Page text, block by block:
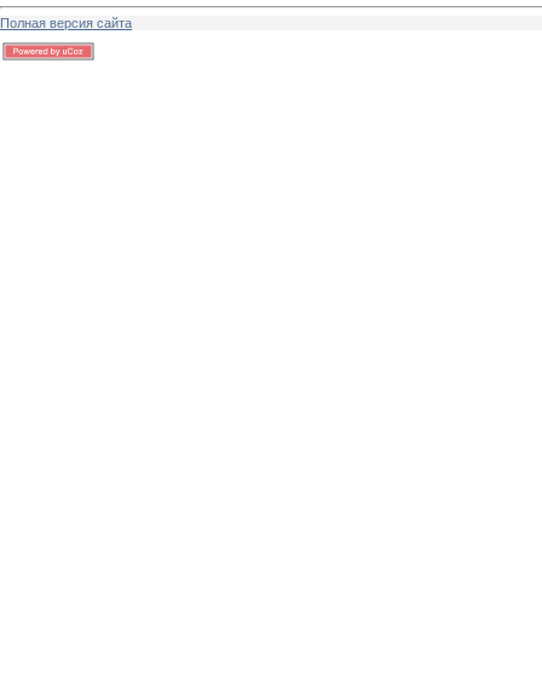
Полная версия сайта